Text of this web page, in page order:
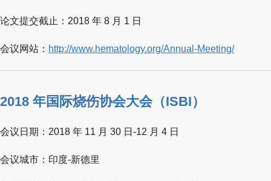
论文提交截止：2018 年 8 月 1 日
会议网站： http://www.hematology.org/Annual-Meeting/
2018 年国际烧伤协会大会（ISBI）
会议日期：2018 年 11 月 30 日-12 月 4 日
会议城市：印度-新德里